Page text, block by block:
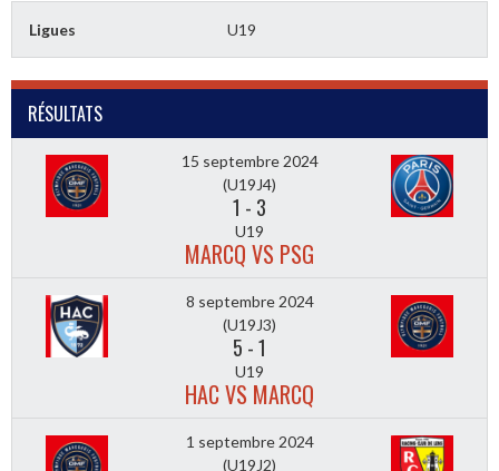
Ligues U19
RÉSULTATS
15 septembre 2024
(U19J4)
1 - 3
U19
MARCQ VS PSG
8 septembre 2024
(U19J3)
5 -1
U19
HAC VS MARCQ
1 septembre 2024
(U19J2)